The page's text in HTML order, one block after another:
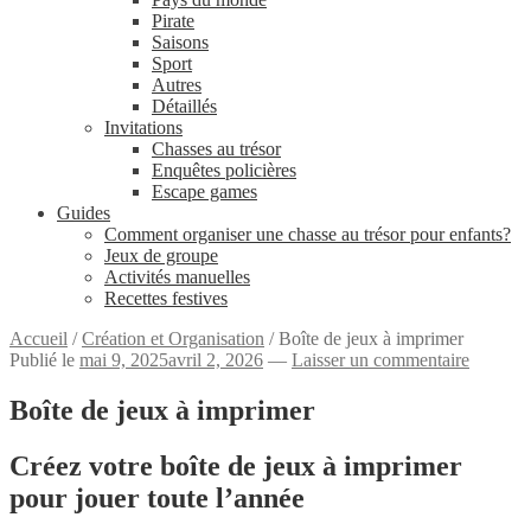
Pirate
Saisons
Sport
Autres
Détaillés
Invitations
Chasses au trésor
Enquêtes policières
Escape games
Guides
Comment organiser une chasse au trésor pour enfants?
Jeux de groupe
Activités manuelles
Recettes festives
Accueil /Création et Organisation /Boîte de jeux à imprimer
Publié le mai 9, 2025avril 2, 2026 — Laisser un commentaire
Boîte de jeux à imprimer
Créez votre boîte de jeux à imprimer
pour jouer toute l’année